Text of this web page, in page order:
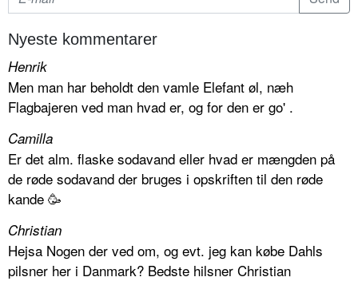
Nyeste kommentarer
Henrik
Men man har beholdt den vamle Elefant øl, næh
Flagbajeren ved man hvad er, og for den er go' .
Camilla
Er det alm. flaske sodavand eller hvad er mængden på
de røde sodavand der bruges i opskriften til den røde
kande 🥳
Christian
Hejsa Nogen der ved om, og evt. jeg kan købe Dahls
pilsner her i Danmark? Bedste hilsner Christian